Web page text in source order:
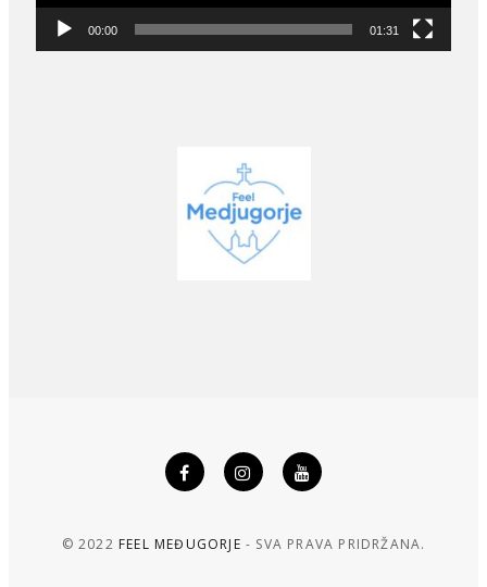
00:00 01:31
© 2022 FEEL MEĐUGORJE - SVA PRAVA PRIDRŽANA.